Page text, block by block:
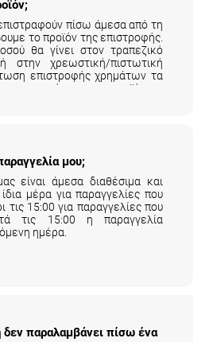
πίσω άμεσα από τη
το προϊόν της επιστροφής.
θα γίνει στον τραπεζικό
στην χρεωστική/πιστωτική
επιστροφής χρημάτων τα
του προϊόντος
Αναλυτικά εδώ
είναι άμεσα διαθέσιμα και
μέρα για παραγγελίες που
τις 15:00 για παραγγελίες που
τις 15:00 η παραγγελία
ημέρα.